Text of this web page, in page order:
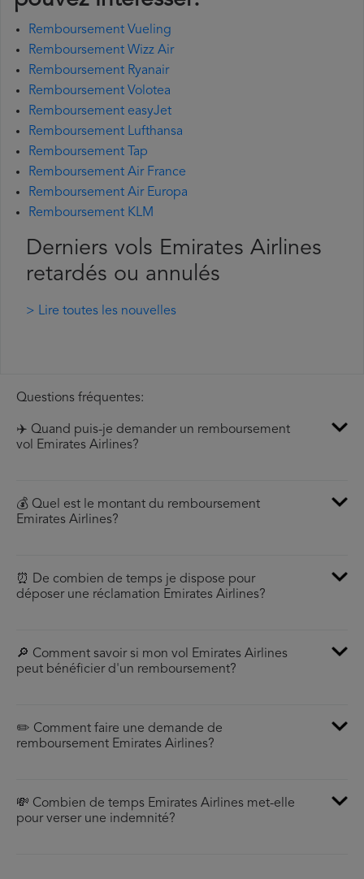
Remboursement Vueling
Remboursement Wizz Air
Remboursement Ryanair
Remboursement Volotea
Remboursement easyJet
Remboursement Lufthansa
Remboursement Tap
Remboursement Air France
Remboursement Air Europa
Remboursement KLM
Derniers vols Emirates Airlines
retardés ou annulés
> Lire toutes les nouvelles
Questions fréquentes:
✈️ Quand puis-je demander un remboursement
vol Emirates Airlines?
💰 Quel est le montant du remboursement
Emirates Airlines?
⏰ De combien de temps je dispose pour
déposer une réclamation Emirates Airlines?
🔎 Comment savoir si mon vol Emirates Airlines
peut bénéficier d'un remboursement?
✏️ Comment faire une demande de
remboursement Emirates Airlines?
💸 Combien de temps Emirates Airlines met-elle
pour verser une indemnité?